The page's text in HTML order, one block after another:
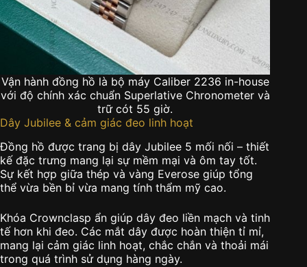
Vận hành đồng hồ là bộ máy Caliber 2236 in-house
với độ chính xác chuẩn Superlative Chronometer và
trữ cót 55 giờ.
Dây Jubilee & cảm giác đeo linh hoạt
Đồng hồ được trang bị dây Jubilee 5 mối nối – thiết
kế đặc trưng mang lại sự mềm mại và ôm tay tốt.
Sự kết hợp giữa thép và vàng Everose giúp tổng
thể vừa bền bỉ vừa mang tính thẩm mỹ cao.
Khóa Crownclasp ẩn giúp dây đeo liền mạch và tinh
tế hơn khi đeo. Các mắt dây được hoàn thiện tỉ mỉ,
mang lại cảm giác linh hoạt, chắc chắn và thoải mái
trong quá trình sử dụng hàng ngày.